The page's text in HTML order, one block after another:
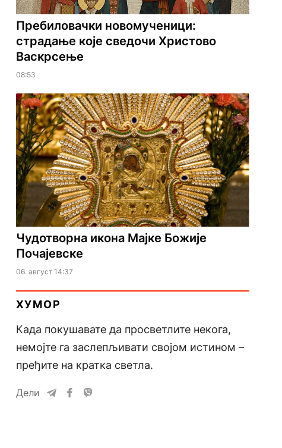
Пребиловачки новомученици:
страдање које сведочи Христово
Васкрсење
08:53
Чудотворна икона Мајке Божије
Почајевске
06. август 14:37
ХУМОР
Када покушавате да просветлите некога,
немојте га заслепљивати својом истином –
пређите на кратка светла.
Дели